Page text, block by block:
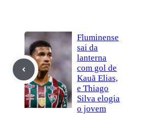
Fluminense
sai da
lanterna
com gol de
Kauã Elias,
e Thiago
Silva elogia
o jovem